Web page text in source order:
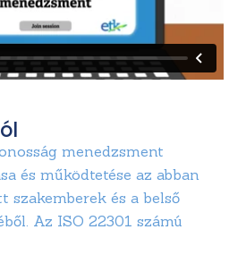
menedzsment
és működtetése az abban
szakemberek és a belső
Az ISO 22301 számú